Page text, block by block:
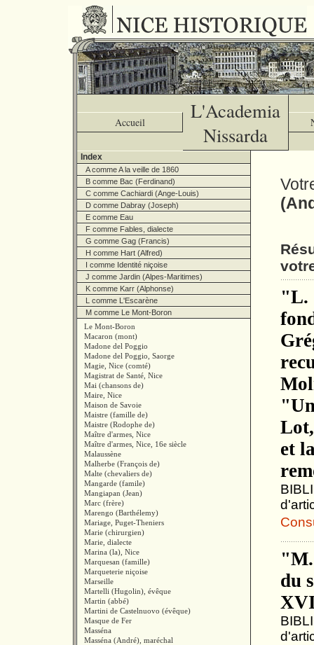
Accueil
L'Academia
Nissarda
Index
A comme A la veille de 1860
B comme Bac (Ferdinand)
C comme Cachiardi (Ange-Louis)
D comme Dabray (Joseph)
E comme Eau
F comme Fables, dialecte
G comme Gag (Francis)
H comme Hart (Alfred)
I comme Identité niçoise
J comme Jardin (Alpes-Maritimes)
K comme Karr (Alphonse)
L comme L'Escarène
M comme Le Mont-Boron
Le Mont-Boron
Macaron (mont)
Madone del Poggio
Madone del Poggio, Saorge
Magie, Nice (comté)
Magistrat de Santé, Nice
Mai (chansons de)
Maire, Nice
Maison de Savoie
Maistre (famille de)
Maistre (Rodophe de)
Maître d'armes, Nice
Maître d'armes, Nice, 16e siècle
Malaussène
Malherbe (François de)
Malte (chevaliers de)
Mangarde (famile)
Mangiapan (Jean)
Marc (frère)
Marengo (Barthélemy)
Mariage, Puget-Theniers
Marie (chirurgien)
Marie, dialecte
Marina (la), Nice
Marquesan (famille)
Marqueterie niçoise
Marseille
Martelli (Hugolin), évêque
Martin (abbé)
Martini de Castelnuovo (évêque)
Masque de Fer
Masséna
Masséna (André), maréchal
"L.
et
du